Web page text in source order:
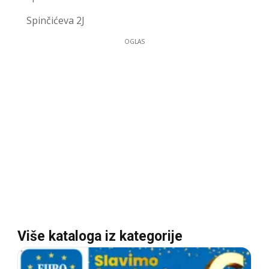
Spinčićeva 2J
OGLAS
Više kataloga iz kategorije